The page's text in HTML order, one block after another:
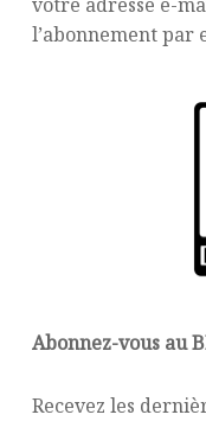
l’abonnement par
Abonnez-vous au
Recevez les